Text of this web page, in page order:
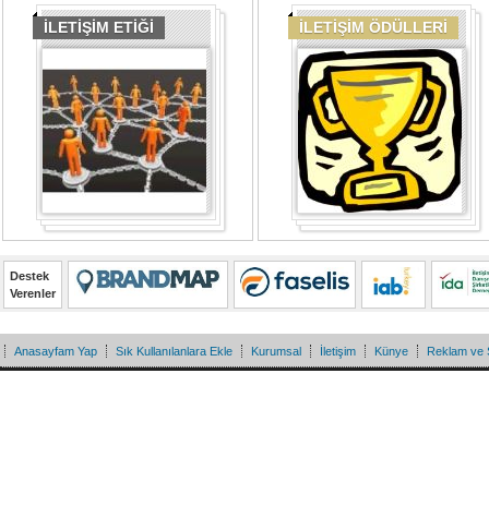
İLETİŞİM ETİĞİ İLETİŞİM ÖDÜLLERİ
Destek
Verenler
Anasayfam Yap Sık Kullanılanlara Ekle Kurumsal İletişim Künye Reklam ve